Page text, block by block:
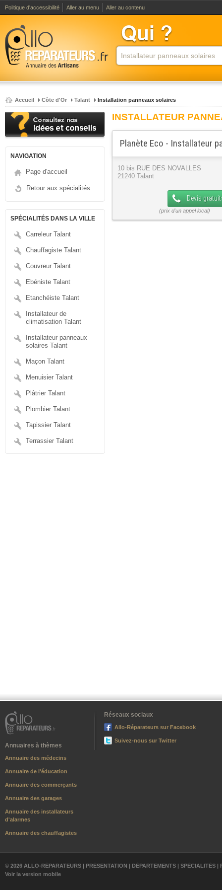
Politique d'accessibilité Aller au menu Aller au contenu
Accueil Côte d'Or Talant Installation panneaux solaires
NAVIGATION
Page d'accueil
Retour aux spécialités
SPÉCIALITÉS DANS LA VILLE
Carreleur Talant
Chauffagiste Talant
Couvreur Talant
Ebéniste Talant
Etanchéiste Talant
Installateur de
climatisation Talant
Installateur panneaux
solaires Talant
Maçon Talant
Menuisier Talant
Plâtrier Talant
Plombier Talant
Tapissier Talant
Terrassier Talant
INSTALLATEUR
Planète Eco - Installateur
10 bis RUE DES NOVALLES
21240 Talant
Devis
Annuaires à thèmes
Annuaire des médecins
Annuaire de l'éducation
Annuaire des commerçants
Annuaire des garages
Annuaire des installateurs
d'alarmes
Annuaire des chauffagistes
Réseaux sociaux
Allo-Réparateurs sur Facebook
Suivez-nous sur Twitter
© 2026 ALLO-RÉPARATEURS | PRÉSENTATION | DÉPARTEMENTS | SPÉCIALITÉS |
Voir la version mobile